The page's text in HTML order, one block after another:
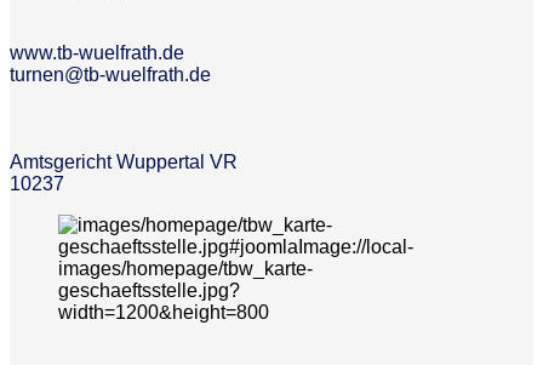
www.tb-wuelfrath.de
turnen@tb-wuelfrath.de
Amtsgericht Wuppertal VR
10237